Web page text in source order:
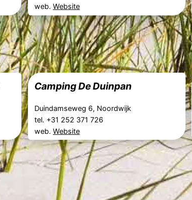
web. Website
Camping De Duinpan
Duindamseweg 6, Noordwijk
tel. +31 252 371 726
web. Website